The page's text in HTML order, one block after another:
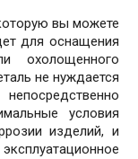
вы можете
для оснащения
охолощенного
не нуждается
условия
изделий, и